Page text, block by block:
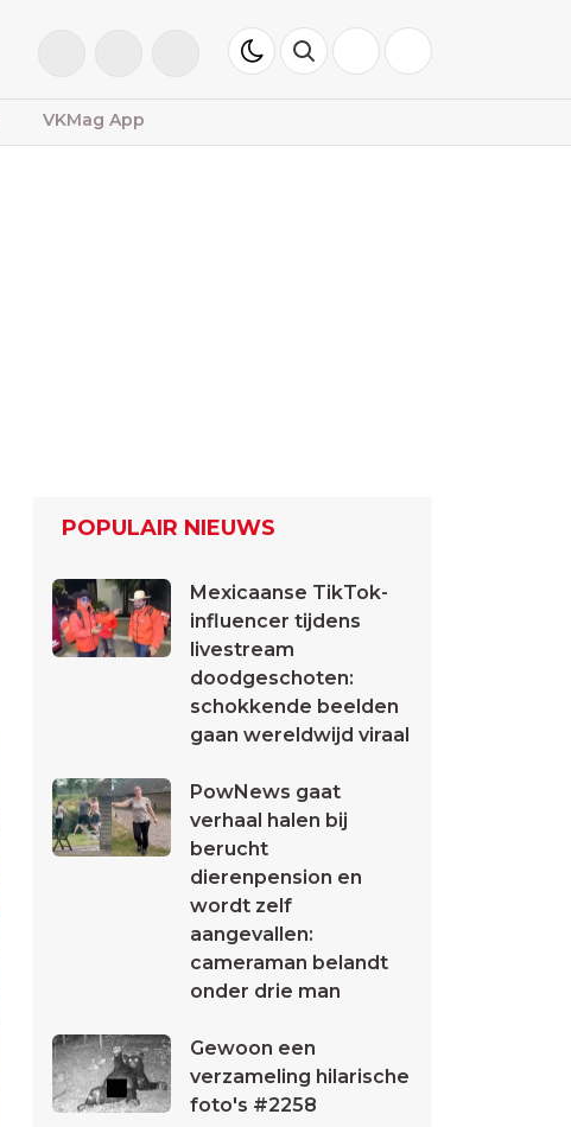
VKMag App
POPULAIR NIEUWS
Mexicaanse TikTok-
influencer tijdens
livestream
doodgeschoten:
schokkende beelden
gaan wereldwijd viraal
PowNews gaat
verhaal halen bij
berucht
dierenpension en
wordt zelf
aangevallen:
cameraman belandt
onder drie man
Gewoon een
verzameling hilarische
foto's #2258